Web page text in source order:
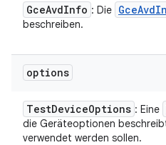
GceAvdInfo : Die GceAvd
beschreiben.
options
TestDeviceOptions : Eine
die Geräteoptionen
verwendet werden sollen.